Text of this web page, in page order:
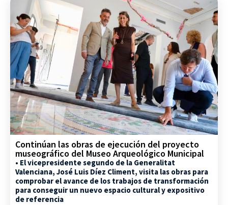
Continúan las obras de ejecución del proyecto
museográfico del Museo Arqueológico Municipal
• El vicepresidente segundo de la Generalitat
Valenciana, José Luis Díez Climent, visita las obras para
comprobar el avance de los trabajos de transformación
para conseguir un nuevo espacio cultural y expositivo
de referencia